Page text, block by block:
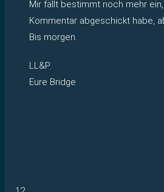
Mir fällt bestimmt noch mehr
Kommentar abgeschickt habe,
Bis morgen.
LL&P
Eure Bridge